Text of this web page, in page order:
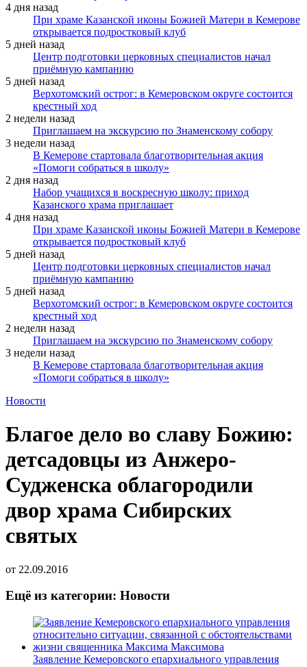
4 дня назад
При храме Казанской иконы Божией Матери в Кемерове
открывается подростковый клуб
5 дней назад
Центр подготовки церковных специалистов начал
приёмную кампанию
5 дней назад
Верхотомский острог: в Кемеровском округе состоится
крестный ход
2 недели назад
Приглашаем на экскурсию по Знаменскому собору
3 недели назад
В Кемерове стартовала благотворительная акция
«Помоги собраться в школу»
2 дня назад
Набор учащихся в воскресную школу: приход
Казанского храма приглашает
4 дня назад
При храме Казанской иконы Божией Матери в Кемерове
открывается подростковый клуб
5 дней назад
Центр подготовки церковных специалистов начал
приёмную кампанию
5 дней назад
Верхотомский острог: в Кемеровском округе состоится
крестный ход
2 недели назад
Приглашаем на экскурсию по Знаменскому собору
3 недели назад
В Кемерове стартовала благотворительная акция
«Помоги собраться в школу»
Новости
Благое дело во славу Божию:
детсадовцы из Анжеро-
Судженска облагородили
двор храма Сибирских
святых
от 22.09.2016
Ещё из категории: Новости
Заявление Кемеровского епархиального управления